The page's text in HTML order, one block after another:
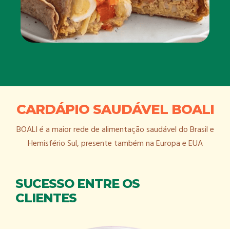
CARDÁPIO SAUDÁVEL BOALI
BOALI é a maior rede de alimentação saudável do Brasil e
Hemisfério Sul, presente também na Europa e EUA
SUCESSO ENTRE OS
CLIENTES